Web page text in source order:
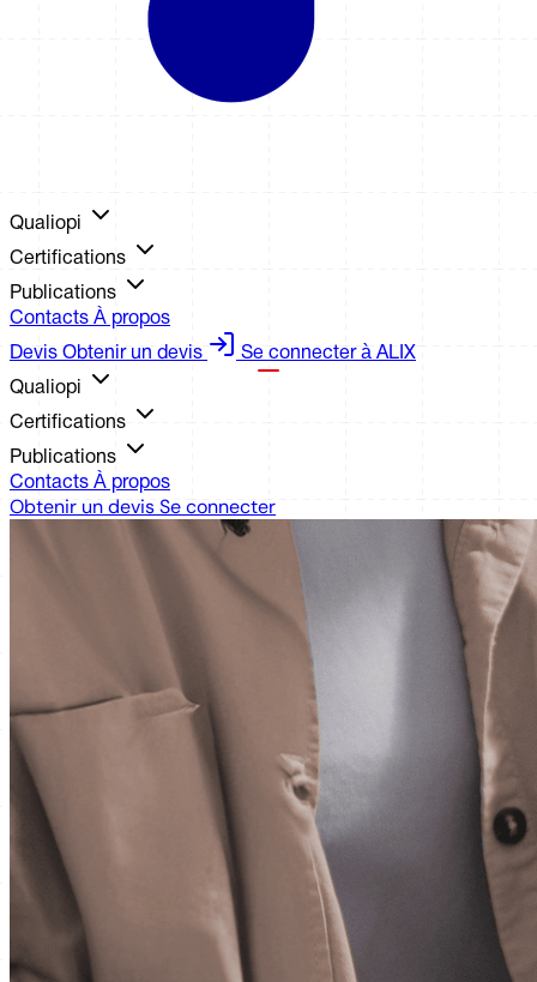
Qualiopi
Certifications
Publications
Contacts À propos
Devis Obtenir un devis Se connecter à ALIX
Qualiopi
Certifications
Publications
Contacts À propos
Obtenir un devisSe connecter